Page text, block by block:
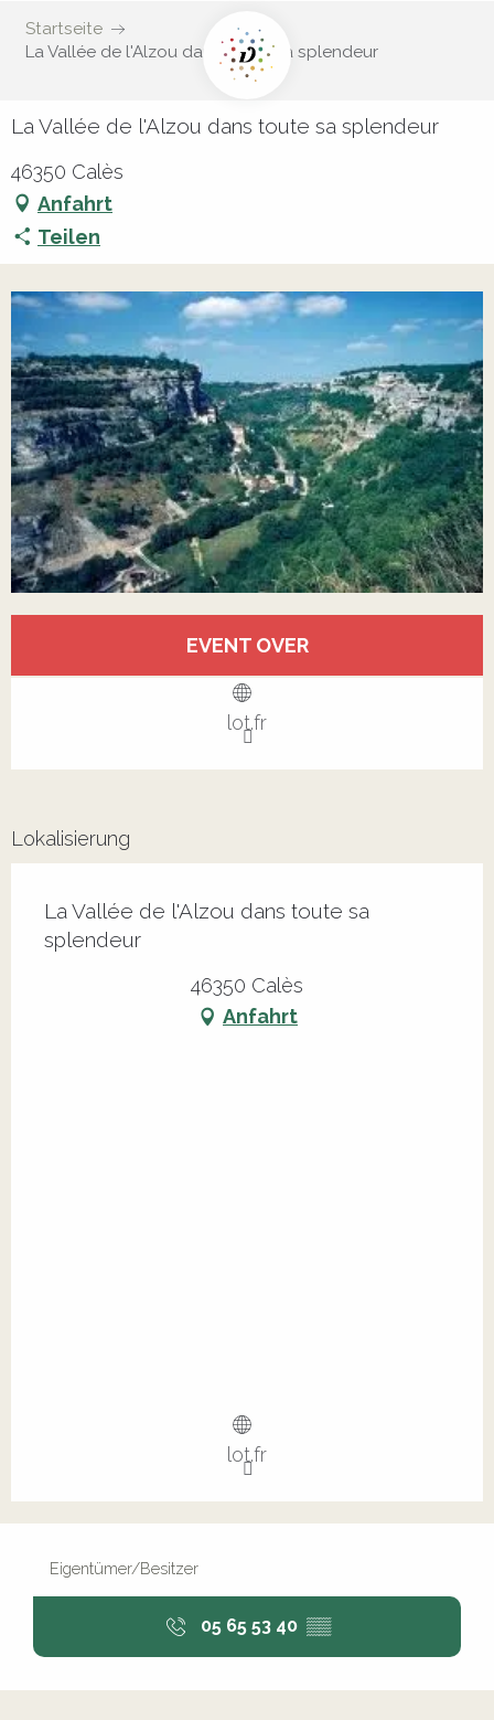
Startseite
La Vallée de l'Alzou dans toute sa splendeur
La Vallée de l'Alzou dans toute sa splendeur
46350 Calès
Anfahrt
Teilen
EVENT OVER
lot.fr
Lokalisierung
La Vallée de l'Alzou dans toute sa
splendeur
46350 Calès
Anfahrt
lot.fr
Eigentümer/Besitzer
05 65 53 40 ▒▒